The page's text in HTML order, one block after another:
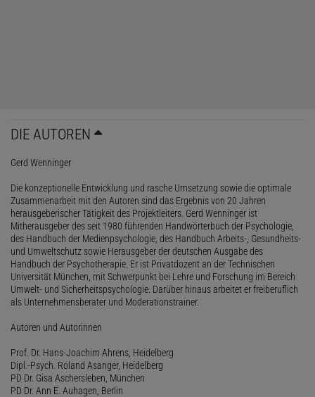
DIE AUTOREN
Gerd Wenninger
Die konzeptionelle Entwicklung und rasche Umsetzung sowie die optimale
Zusammenarbeit mit den Autoren sind das Ergebnis von 20 Jahren
herausgeberischer Tätigkeit des Projektleiters. Gerd Wenninger ist
Mitherausgeber des seit 1980 führenden Handwörterbuch der Psychologie,
des Handbuch der Medienpsychologie, des Handbuch Arbeits-, Gesundheits-
und Umweltschutz sowie Herausgeber der deutschen Ausgabe des
Handbuch der Psychotherapie. Er ist Privatdozent an der Technischen
Universität München, mit Schwerpunkt bei Lehre und Forschung im Bereich
Umwelt- und Sicherheitspsychologie. Darüber hinaus arbeitet er freiberuflich
als Unternehmensberater und Moderationstrainer.
Autoren und Autorinnen
Prof. Dr. Hans-Joachim Ahrens, Heidelberg
Dipl.-Psych. Roland Asanger, Heidelberg
PD Dr. Gisa Aschersleben, München
PD Dr. Ann E. Auhagen, Berlin